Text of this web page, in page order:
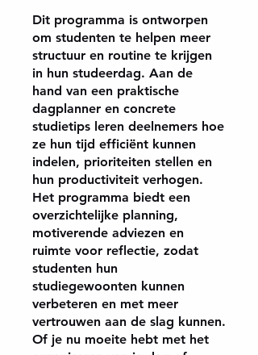
Dit programma is ontworpen
om studenten te helpen meer
structuur en routine te krijgen
in hun studeerdag. Aan de
hand van een praktische
dagplanner en concrete
studietips leren deelnemers hoe
ze hun tijd efficiënt kunnen
indelen, prioriteiten stellen en
hun productiviteit verhogen.
Het programma biedt een
overzichtelijke planning,
motiverende adviezen en
ruimte voor reflectie, zodat
studenten hun
studiegewoonten kunnen
verbeteren en met meer
vertrouwen aan de slag kunnen.
Of je nu moeite hebt met het